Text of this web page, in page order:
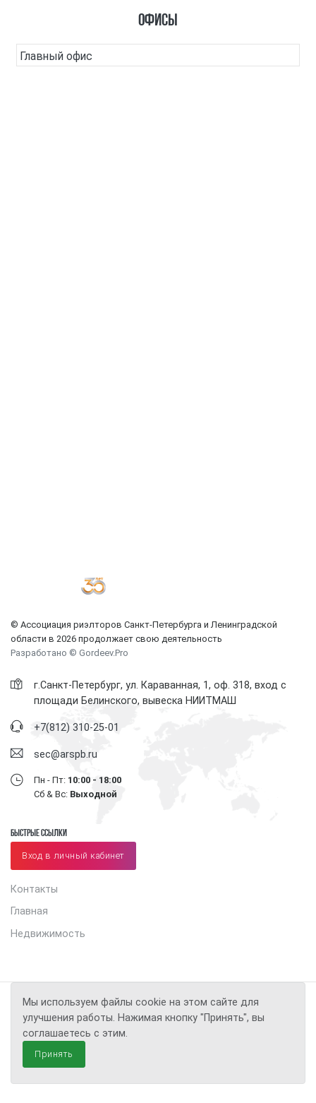
Офисы
Главный офис
© Ассоциация риэлторов Санкт-Петербурга и Ленинградской
области в 2026 продолжает свою деятельность
Разработано © Gordeev.Pro
г.Санкт-Петербург, ул. Караванная, 1, оф. 318, вход с
площади Белинского, вывеска НИИТМАШ
+7(812) 310-25-01
sec@arspb.ru
Пн - Пт: 10:00 - 18:00
Сб & Вс: Выходной
Быстрые ссылки
Вход в личный кабинет
Контакты
Главная
Недвижимость
Мы используем файлы cookie на этом сайте для
улучшения работы. Нажимая кнопку "Принять", вы
соглашаетесь с этим.
Принять